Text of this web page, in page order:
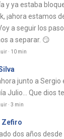
y ya estaba
¡ahora estamos
a seguir los
a separar. 😏
· 10 min
junto a Sergio
Julio… Que dios
· 3 min
Zefiro
dos años desde